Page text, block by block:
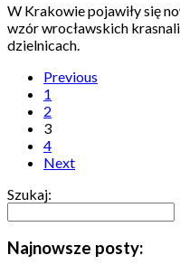
W Krakowie pojawiły się
wzór wrocławskich
dzielnicach.
Previous
1
2
3
4
Next
Szukaj:
Najnowsze posty: